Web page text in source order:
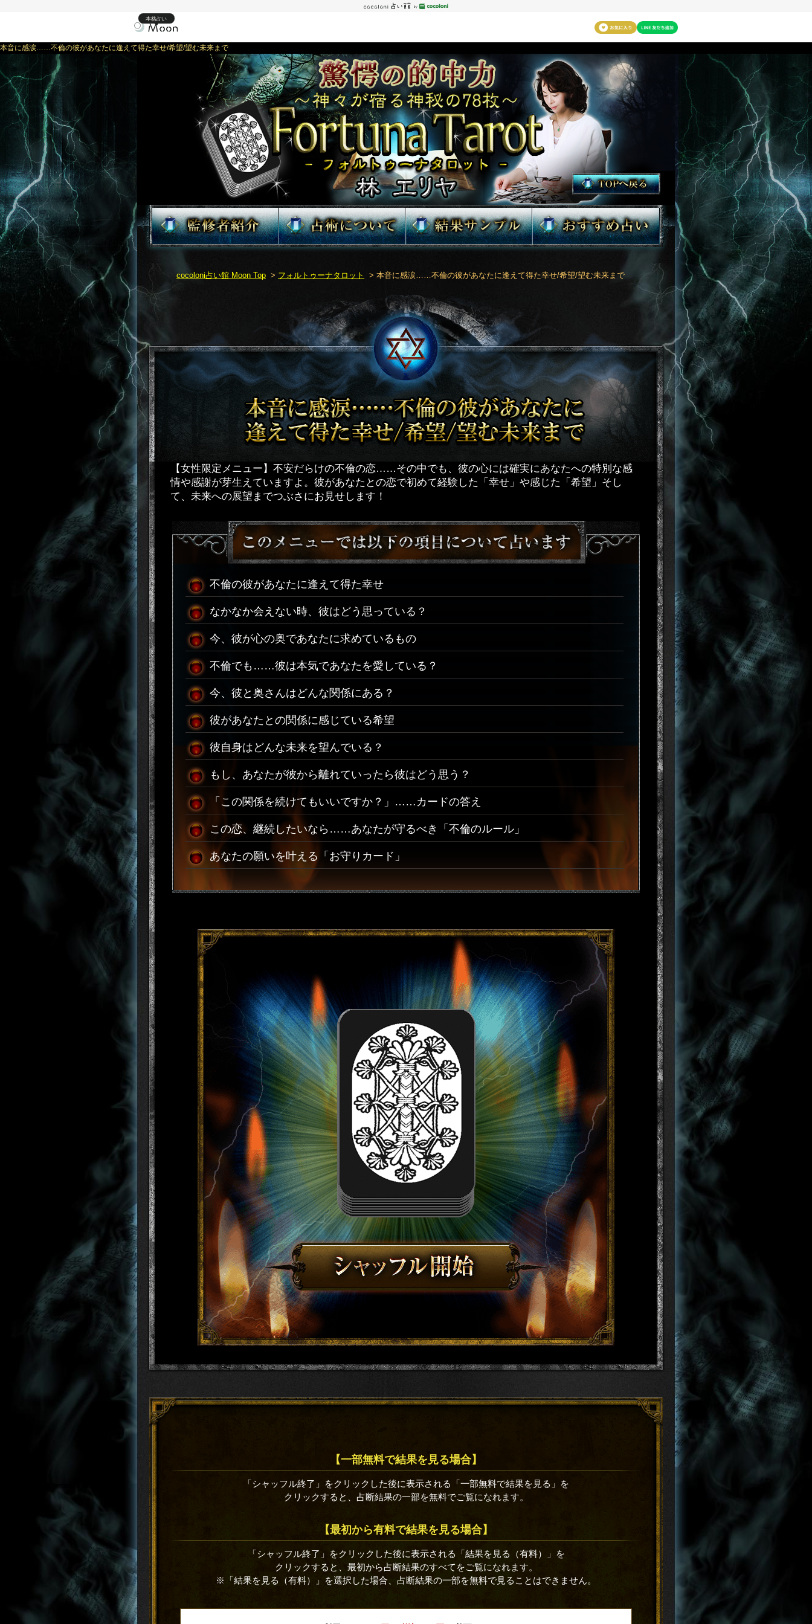
本格占い
本音に感涙……不倫の彼があなたに逢えて得た幸せ/希望/望む未来まで
cocoloni占い館 Moon Top > フォルトゥーナタロット > 本音に感涙……不倫の彼があなたに逢えて得た幸せ/希望/望む未来まで
【女性限定メニュー】不安だらけの不倫の恋……その中でも、彼の心には確実にあなたへの特別な感
情や感謝が芽生えていますよ。彼があなたとの恋で初めて経験した「幸せ」や感じた「希望」そし
て、未来への展望までつぶさにお見せします！
不倫の彼があなたに逢えて得た幸せ
なかなか会えない時、彼はどう思っている？
今、彼が心の奥であなたに求めているもの
不倫でも……彼は本気であなたを愛している？
今、彼と奥さんはどんな関係にある？
彼があなたとの関係に感じている希望
彼自身はどんな未来を望んでいる？
もし、あなたが彼から離れていったら彼はどう思う？
「この関係を続けてもいいですか？」……カードの答え
この恋、継続したいなら……あなたが守るべき「不倫のルール」
あなたの願いを叶える「お守りカード」
【一部無料で結果を見る場合】
「シャッフル終了」をクリックした後に表示される「一部無料で結果を見る」を
クリックすると、占断結果の一部を無料でご覧になれます。
【最初から有料で結果を見る場合】
「シャッフル終了」をクリックした後に表示される「結果を見る（有料）」を
クリックすると、最初から占断結果のすべてをご覧になれます。
※「結果を見る（有料）」を選択した場合、占断結果の一部を無料で見ることはできません。